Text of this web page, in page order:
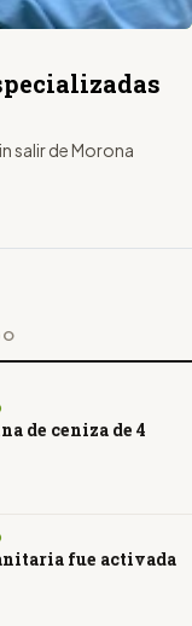
salir de Morona
de ceniza de 4
fue activada